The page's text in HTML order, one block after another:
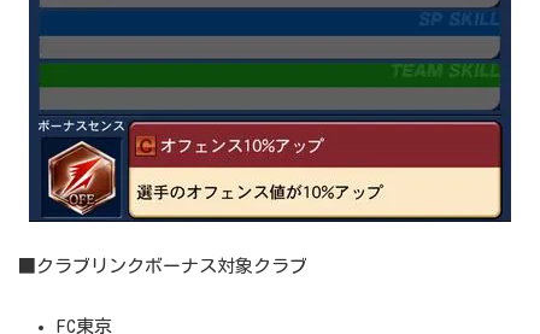
■クラブリンクボーナス対象クラブ
FC東京